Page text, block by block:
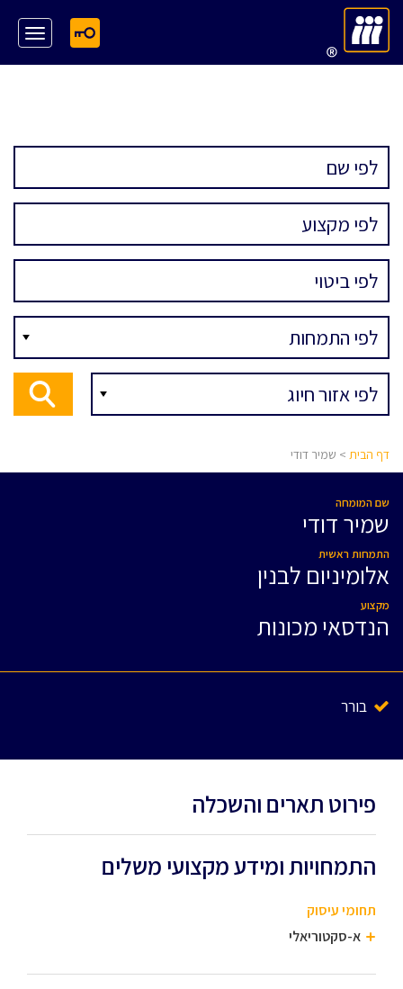
דף הבית > שמיר דודי
שם המומחה
שמיר דודי
התמחות ראשית
אלומיניום לבנין
מקצוע
הנדסאי מכונות
בורר
פירוט תארים והשכלה
התמחויות ומידע מקצועי משלים
תחומי עיסוק
א-סקטוריאלי